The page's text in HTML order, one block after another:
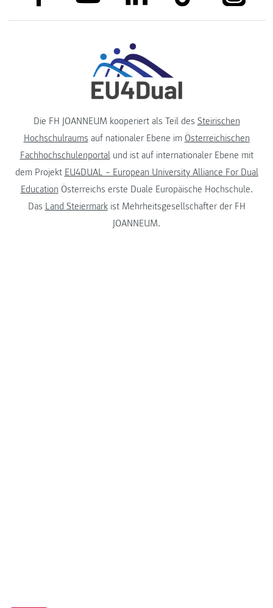
Die FH JOANNEUM kooperiert als Teil des Steirischen
Hochschulraums auf nationaler Ebene im Österreichischen
Fachhochschulenportalund ist auf internationaler Ebene mit
dem Projekt EU4DUAL – European University Alliance For Dual
Education Österreichs erste Duale Europäische Hochschule.
Das Land Steiermarkist Mehrheitsgesellschafter der FH
JOANNEUM.